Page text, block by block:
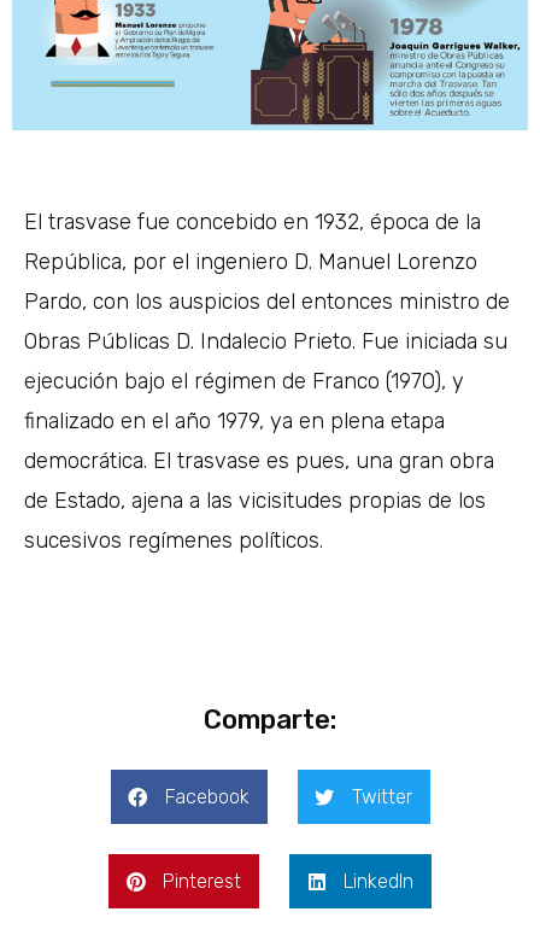
El trasvase fue concebido en 1932, época de la
República, por el ingeniero D. Manuel Lorenzo
Pardo, con los auspicios del entonces ministro de
Obras Públicas D. Indalecio Prieto. Fue iniciada su
ejecución bajo el régimen de Franco (1970), y
finalizado en el año 1979, ya en plena etapa
democrática. El trasvase es pues, una gran obra
de Estado, ajena a las vicisitudes propias de los
sucesivos regímenes políticos.
Comparte:
Facebook Twitter
Pinterest LinkedIn